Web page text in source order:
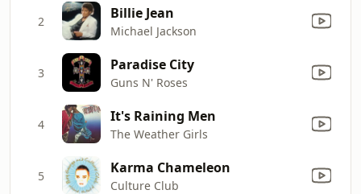
2 Billie Jean
Michael Jackson
3 Paradise City
Guns N' Roses
4 It's Raining Men
The Weather Girls
5 Karma Chameleon
Culture Club